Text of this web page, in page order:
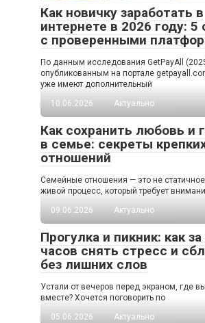
Как новичку заработать в
интернете в 2026 году: 5
с проверенными
По данным исследования GetPayAll
опубликованным на портале
уже имеют дополнительный
10.06.2026
Актуально
Как сохранить любовь и
в семье: секреты
отношений
Семейные отношения — это не
живой процесс, который требует
09.06.2026
Актуально
Прогулка и пикник: как за
часов снять стресс и
без лишних слов
Устали от вечеров перед экраном, где
вместе? Хочется поговорить по
05.06.2026
Актуально